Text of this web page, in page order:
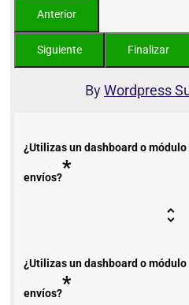
ByWordpress
¿Utilizas un dashboard o
envíos?*
¿Utilizas un dashboard o
envíos?*